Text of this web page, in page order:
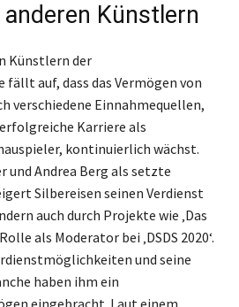
Künstlern
Künstlern der
auf, dass das Vermögen von
verschiedene Einnahmequellen,
Karriere als
kontinuierlich wächst.
und Andrea Berg als setzte
Silbereisen seinen Verdienst
auch durch Projekte wie ‚Das
als Moderator bei ‚DSDS 2020‘.
und seine
haben ihm ein